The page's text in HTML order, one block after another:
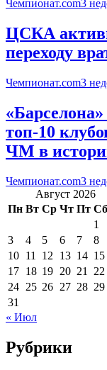
Чемпионат.com3
ЦСКА
переходу
Чемпионат.com3
топ-10
ЧМ в
Чемпионат.com3
Август 2026
Пн Вт Ср Чт Пт Сб
1
3
4 5 6 7 8
10 11 12 13 14 15
17 18 19 20 21 22
24 25 26 27 28 29
31
« Июл
Рубрики